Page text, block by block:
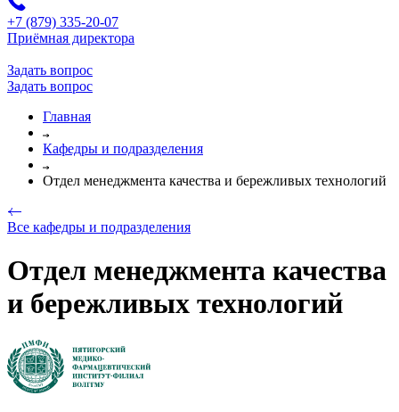
+7 (879) 335-20-07
Приёмная директора
Задать вопрос
Задать вопрос
Главная
Кафедры и подразделения
Отдел менеджмента качества и бережливых технологий
Все кафедры и подразделения
Отдел менеджмента качества
и бережливых технологий